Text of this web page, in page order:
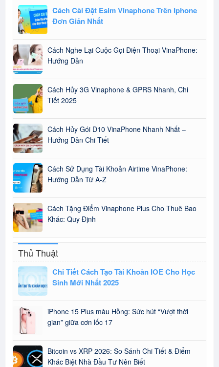
Cách Cài Đặt Esim Vinaphone Trên Iphone
Đơn Giản Nhất
Cách Nghe Lại Cuộc Gọi Điện Thoại VinaPhone:
Hướng Dẫn
Cách Hủy 3G Vinaphone & GPRS Nhanh, Chi
Tiết 2025
Cách Hủy Gói D10 VinaPhone Nhanh Nhất –
Hướng Dẫn Chi Tiết
Cách Sử Dụng Tài Khoản Airtime VinaPhone:
Hướng Dẫn Từ A-Z
Cách Tặng Điểm Vinaphone Plus Cho Thuê Bao
Khác: Quy Định
Thủ Thuật
Chi Tiết Cách Tạo Tài Khoản IOE Cho Học
Sinh Mới Nhất 2025
iPhone 15 Plus màu Hồng: Sức hút “Vượt thời
gian” giữa cơn lốc 17
Bitcoin vs XRP 2026: So Sánh Chi Tiết & Điểm
Khác Biệt Nhà Đầu Tư Nên Biết